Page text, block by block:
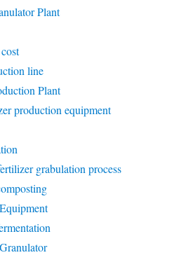
Plant
line
Plant
production equipment
grabulation process